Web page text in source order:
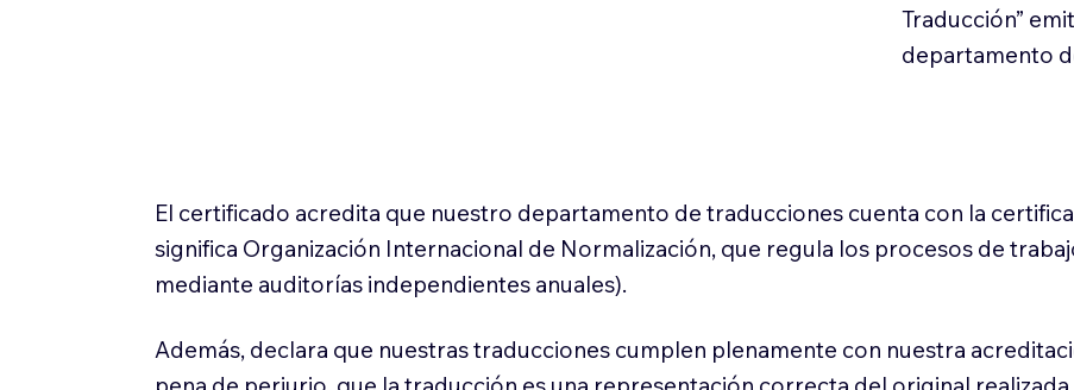
Traducción”
departamento
El certificado acredita que nuestro departamento de traducciones cuenta con la
significa Organización Internacional de Normalización, que regula los procesos de
mediante auditorías independientes anuales).
Además, declara que nuestras traducciones cumplen plenamente con nuestra